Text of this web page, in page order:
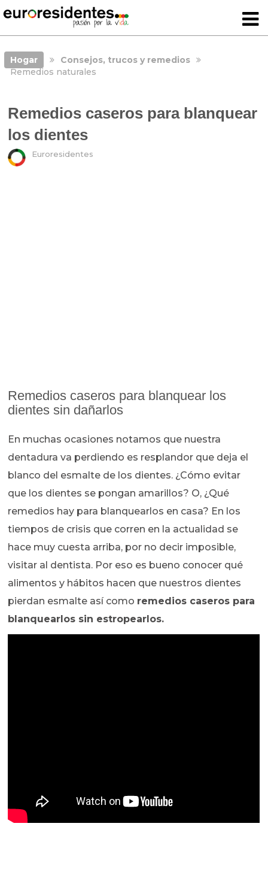
Hogar
Consejos, trucos y remedios
Remedios naturales
Remedios caseros para blanquear
los dientes
Euroresidentes
Remedios caseros para blanquear los
dientes sin dañarlos
En muchas ocasiones notamos que nuestra
dentadura va perdiendo es resplandor que deja el
blanco del esmalte de los dientes. ¿Cómo evitar
que los dientes se pongan amarillos? O, ¿Qué
remedios hay para blanquearlos en casa? En los
tiempos de crisis que corren en la actualidad se
hace muy cuesta arriba, por no decir imposible,
visitar al dentista. Por eso es bueno conocer qué
alimentos y hábitos hacen que nuestros dientes
pierdan esmalte así como remedios caseros para
blanquearlos sin estropearlos.